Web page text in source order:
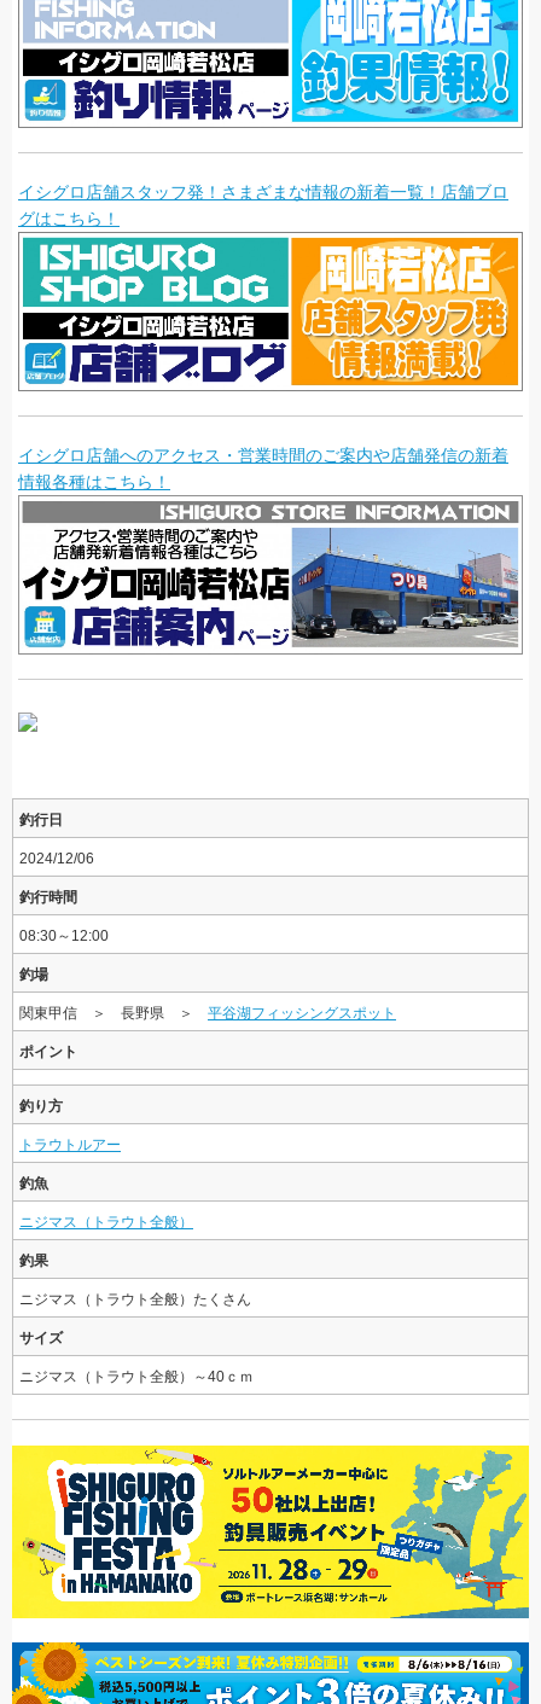
イシグロ店舗スタッフ発！さまざまな情報の新着一覧！店舗ブロ
グはこちら！
イシグロ店舗へのアクセス・営業時間のご案内や店舗発信の新着
情報各種はこちら！
釣行日
2024/12/06
釣行時間
08:30～12:00
釣場
関東甲信 ＞ 長野県 ＞ 平谷湖フィッシングスポット
ポイント
釣り方
トラウトルアー
釣魚
ニジマス（トラウト全般）
釣果
ニジマス（トラウト全般）たくさん
サイズ
ニジマス（トラウト全般）～40ｃｍ